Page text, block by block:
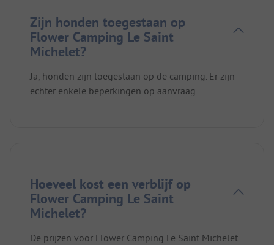
Zijn honden toegestaan op
Flower Camping Le Saint
Michelet?
Ja, honden zijn toegestaan op de camping. Er zijn
echter enkele beperkingen op aanvraag.
Hoeveel kost een verblijf op
Flower Camping Le Saint
Michelet?
De prijzen voor Flower Camping Le Saint Michelet